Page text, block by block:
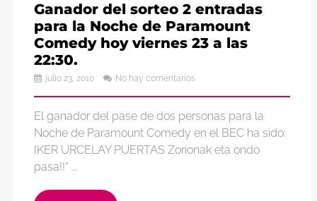
Ganador del sorteo 2 entradas
para la Noche de Paramount
Comedy hoy viernes 23 a las
22:30.
julio 23, 2010 No hay comentarios
El ganador del pase de dos personas para la
Noche de Paramount Comedy en el BEC ha sido:
IKER URCELAY PUERTAS Zorionak eta ondo
pasa!!* ...